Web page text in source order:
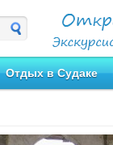
Отдых в Судаке